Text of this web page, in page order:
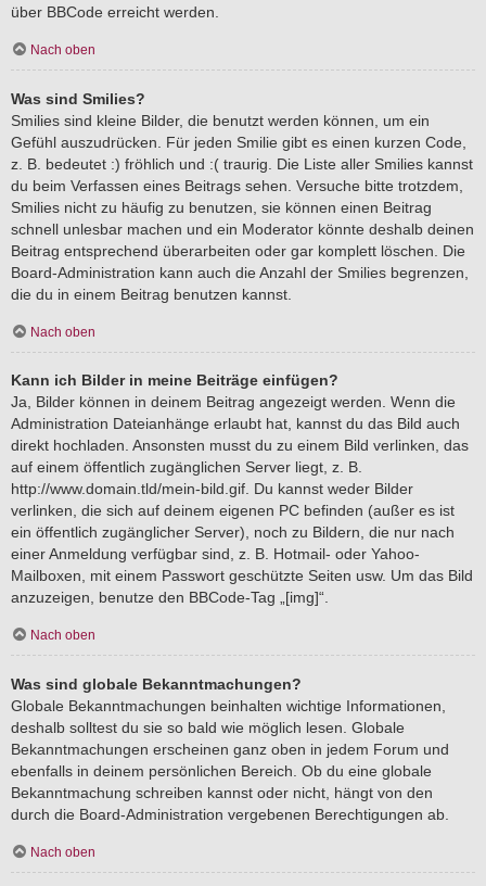
über BBCode erreicht werden.
Nach oben
Was sind Smilies?
Smilies sind kleine Bilder, die benutzt werden können, um ein
Gefühl auszudrücken. Für jeden Smilie gibt es einen kurzen Code,
z. B. bedeutet :) fröhlich und :( traurig. Die Liste aller Smilies kannst
du beim Verfassen eines Beitrags sehen. Versuche bitte trotzdem,
Smilies nicht zu häufig zu benutzen, sie können einen Beitrag
schnell unlesbar machen und ein Moderator könnte deshalb deinen
Beitrag entsprechend überarbeiten oder gar komplett löschen. Die
Board-Administration kann auch die Anzahl der Smilies begrenzen,
die du in einem Beitrag benutzen kannst.
Nach oben
Kann ich Bilder in meine Beiträge einfügen?
Ja, Bilder können in deinem Beitrag angezeigt werden. Wenn die
Administration Dateianhänge erlaubt hat, kannst du das Bild auch
direkt hochladen. Ansonsten musst du zu einem Bild verlinken, das
auf einem öffentlich zugänglichen Server liegt, z. B.
http://www.domain.tld/mein-bild.gif. Du kannst weder Bilder
verlinken, die sich auf deinem eigenen PC befinden (außer es ist
ein öffentlich zugänglicher Server), noch zu Bildern, die nur nach
einer Anmeldung verfügbar sind, z. B. Hotmail- oder Yahoo-
Mailboxen, mit einem Passwort geschützte Seiten usw. Um das Bild
anzuzeigen, benutze den BBCode-Tag „[img]“.
Nach oben
Was sind globale Bekanntmachungen?
Globale Bekanntmachungen beinhalten wichtige Informationen,
deshalb solltest du sie so bald wie möglich lesen. Globale
Bekanntmachungen erscheinen ganz oben in jedem Forum und
ebenfalls in deinem persönlichen Bereich. Ob du eine globale
Bekanntmachung schreiben kannst oder nicht, hängt von den
durch die Board-Administration vergebenen Berechtigungen ab.
Nach oben